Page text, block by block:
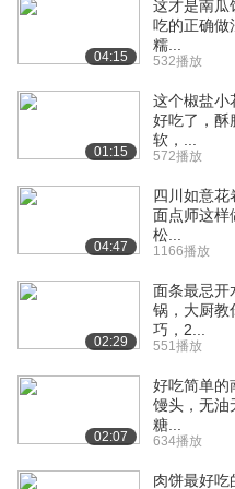
04:15
这才是南瓜
吃的正确做
糯...
532播放
01:15
这个椒盐小
好吃了，酥
软，...
572播放
04:47
四川如意花
面点师这样
松...
1166播放
02:29
面条最忌开
锅，大厨教
巧，2...
551播放
02:07
好吃简单的
馒头，无油
糖...
634播放
肉饼最好吃